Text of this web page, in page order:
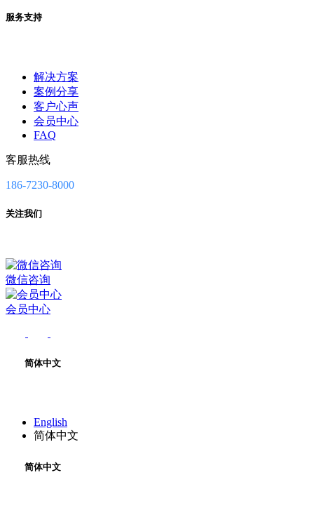
服务支持
解决方案
案例分享
客户心声
会员中心
FAQ
客服热线
186-7230-8000
关注我们
微信咨询
会员中心
简体中文
English
简体中文
简体中文